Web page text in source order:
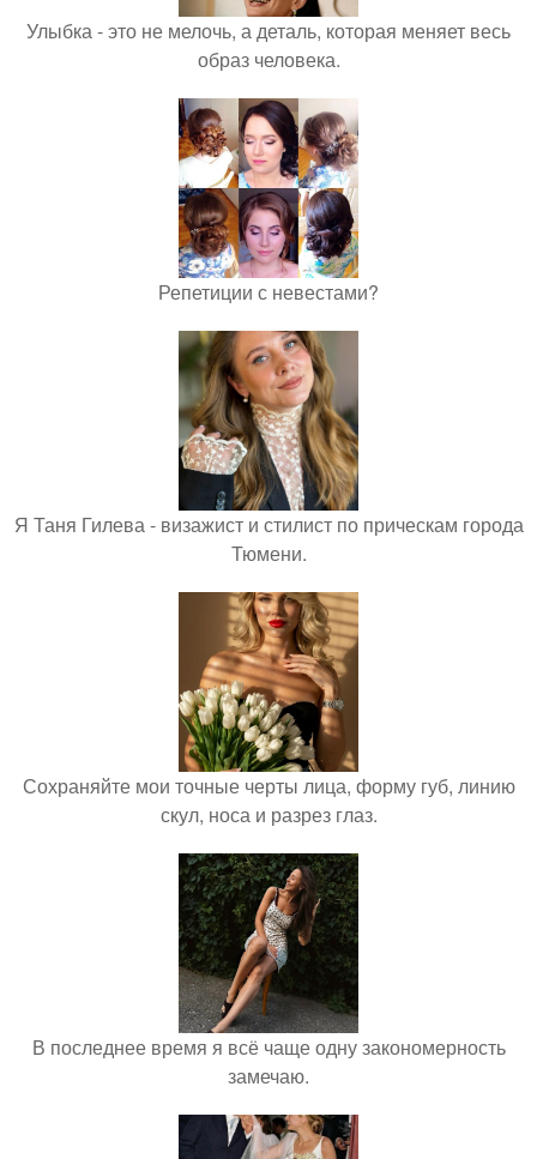
Улыбка - это не мелочь, а деталь, которая меняет весь
образ человека.
Репетиции с невестами?
Я Таня Гилева - визажист и стилист по прическам города
Тюмени.
Сохраняйте мои точные черты лица, форму губ, линию
скул, носа и разрез глаз.
В последнее время я всё чаще одну закономерность
замечаю.